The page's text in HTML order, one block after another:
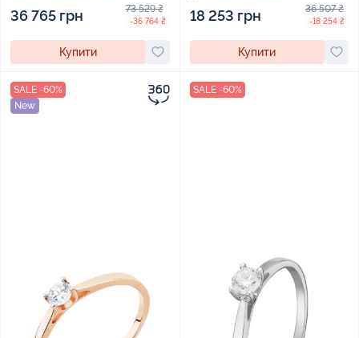
36 765 грн 73 529 ₴
-36 764 ₴
Купити
18 253 грн 36 507 ₴
-18 254 ₴
Купити
SALE -60%
New
SALE -60%